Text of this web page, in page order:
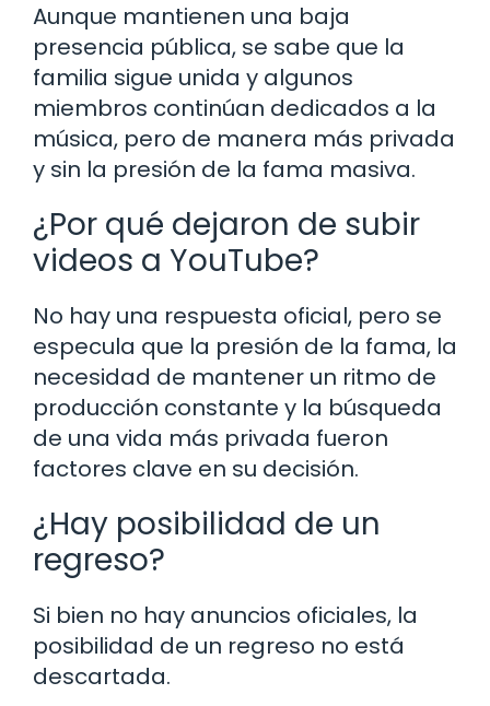
Aunque mantienen una baja
presencia pública, se sabe que la
familia sigue unida y algunos
miembros continúan dedicados a la
música, pero de manera más privada
y sin la presión de la fama masiva.
¿Por qué dejaron de subir
videos a YouTube?
No hay una respuesta oficial, pero se
especula que la presión de la fama, la
necesidad de mantener un ritmo de
producción constante y la búsqueda
de una vida más privada fueron
factores clave en su decisión.
¿Hay posibilidad de un
regreso?
Si bien no hay anuncios oficiales, la
posibilidad de un regreso no está
descartada.